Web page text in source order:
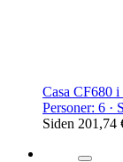
Casa CF680 i
Personer: 6 ·
Siden 201,74